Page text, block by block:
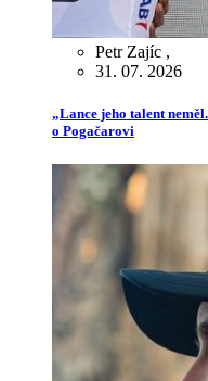
Petr Zajíc ,
31. 07. 2026
„Lance jeho talent
o Pogačarovi